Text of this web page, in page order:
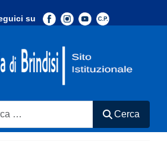
su
Cerca